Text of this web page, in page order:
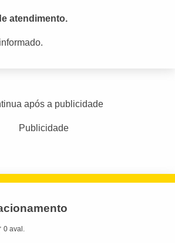
atendimento.
após a publicidade
Publicidade
0 aval.